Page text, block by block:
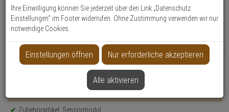
SucheProduktmerkmale
NEU
Datenblatt drucken
Weitere Varianten...
Produktinformationen
Zubehörartikel, Sensormodul
Ihre Einwilligung können Sie jederzeit über den Link „Datenschutz
Einstellungen“ im Footer widerrufen. Ohne Zustimmung verwenden wir nur
notwendige Cookies.
Einstellungen öffnen Nur erforderliche akzeptieren
Alle aktivieren